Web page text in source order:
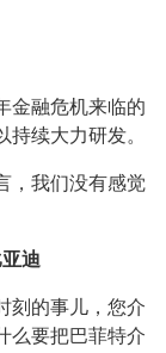
金融危机来临的
续大力研发。
，我们没有感觉
迪
刻的事儿，您介
么要把巴菲特介